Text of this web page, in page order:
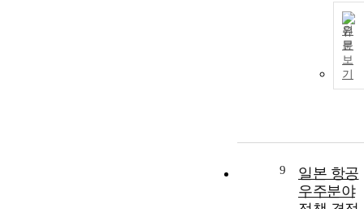
원
문
보
기
9
일본 항공
우주분야